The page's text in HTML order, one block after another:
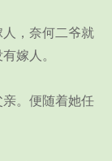
，奈何二爷就
嫁人。
。便随着她任